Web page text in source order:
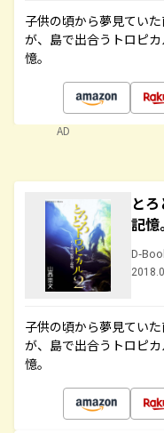
子供の頃から夢見てい
が、島で出合うトロピ
憶。
AD
と
記
D-
子供の頃から夢見てい
が、島で出合うトロピ
憶。